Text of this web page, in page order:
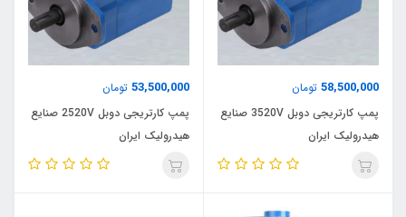
58,500,000 تومان
پمپ کارتریجی دوبل 3520V صنایع
هیدرولیک ایران
53,500,000 تومان
پمپ کارتریجی دوبل 2520V صنایع
هیدرولیک ایران